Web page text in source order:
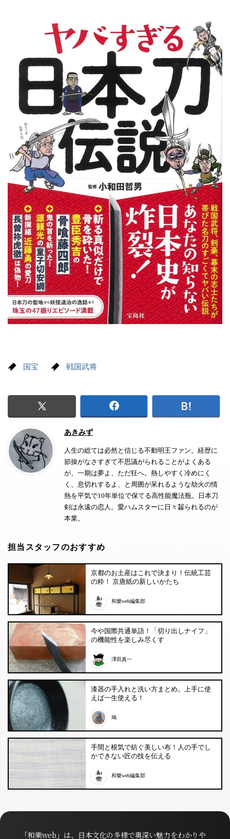
国宝 戦国武将
あきみず
人生の総ては必然と信じる不動明王ファン。経歴に
節操がなさすぎて不思議がられることがよくある
が、一期は夢よ、ただ狂へ。熱しやすく冷めにく
く、息切れするよ、と周囲が呆れるような劫火の情
熱を平気で10年単位で保てる高性能魔法瓶。日本刀
剣は永遠の恋人。愛ハムスターに日々齧られるのが
本業。
担当スタッフのおすすめ
京都のお土産はこれで決まり！伝統工芸
の粋！ 京唐紙の新しいかたち
和樂web編集部
今や国際共通単語！「切り出しナイフ」
の機能性を楽しみ尽くす
澤田真一
漆器の手入れと洗い方まとめ。上手に使
えば一生使える！
鳩
手間と根気で紡ぐ美しい布！人の手でし
かできない匠の技を伝える
和樂web編集部
「和樂web」は、日本文化の多様で奥深い魅力をわかりや